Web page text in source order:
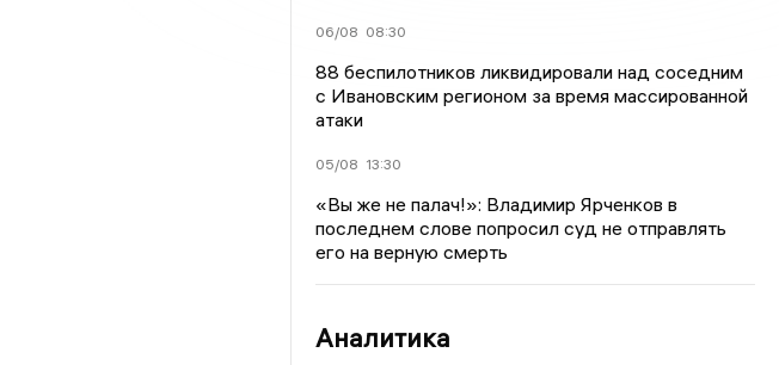
06/08 08:30
88 беспилотников ликвидировали над соседним
с Ивановским регионом за время массированной
атаки
05/08 13:30
«Вы же не палач!»: Владимир Ярченков в
последнем слове попросил суд не отправлять
его на верную смерть
Аналитика